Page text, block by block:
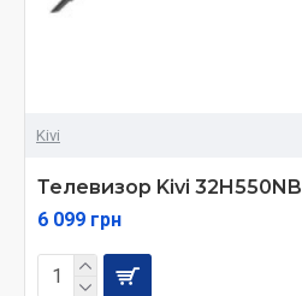
Kivi
Телевизор Kivi 32H550NB
6 099 грн